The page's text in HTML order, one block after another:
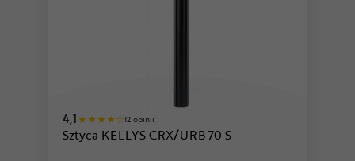
4,1 12 opinii
Sztyca KELLYS CRX/URB 70 S